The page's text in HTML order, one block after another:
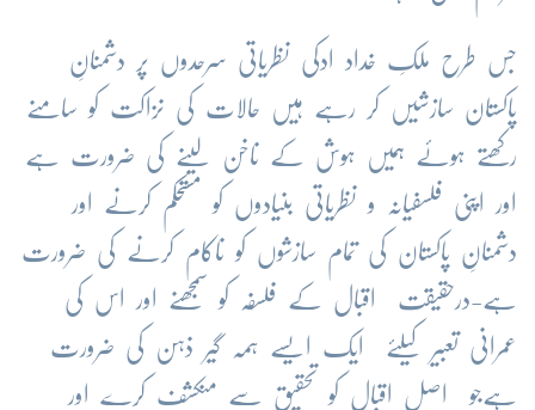
جس طرح ملکِ خداد ادکی نظریاتی سرحدوں پر دشمنانِ
پاکستان سازشیں کر رہے ہیں حالات کی نزاکت کو سامنے
رکھتے ہوئے ہمیں ہوش کے ناخن لینے کی ضرورت ہے
اور اپنی فلسفیانہ و نظریاتی بنیادوں کو مستحکم کرنے اور
دشمنانِ پاکستان کی تمام سازشوں کو ناکام کرنے کی ضرورت
ہے-درحقیقت اقبال کے فلسفہ کو سمجھنے اور اس کی
عمرانی تعبیر کیلئے ایک ایسے ہمہ گیر ذہن کی ضرورت
ہےجو اصل اقبال کو تحقیق سے منکشف کرے اور